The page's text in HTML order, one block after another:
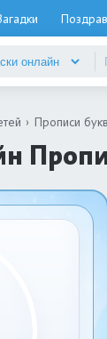
Прописи